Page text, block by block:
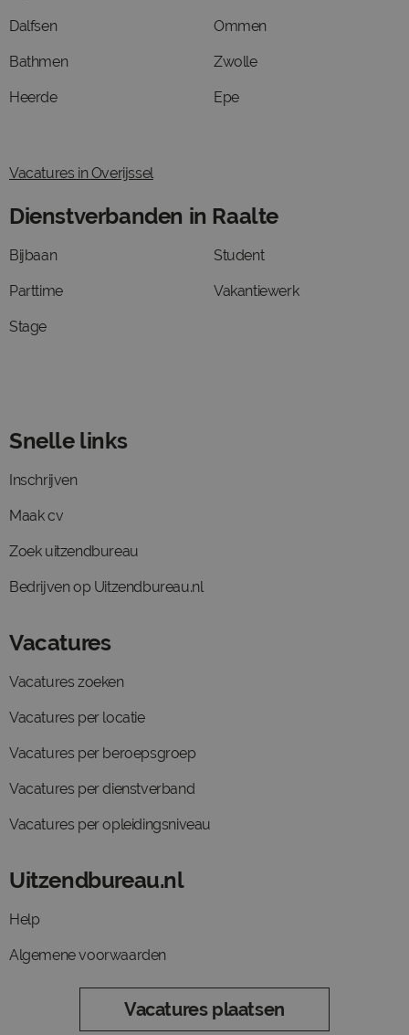
Dalfsen
Bathmen
Heerde
Ommen
Zwolle
Epe
Vacatures in Overijssel
Dienstverbanden in Raalte
Bijbaan
Parttime
Stage
Student
Vakantiewerk
Snelle links
Inschrijven
Maak cv
Zoek uitzendbureau
Bedrijven op Uitzendbureau.nl
Vacatures
Vacatures zoeken
Vacatures per locatie
Vacatures per beroepsgroep
Vacatures per dienstverband
Vacatures per opleidingsniveau
Uitzendbureau.nl
Help
Algemene voorwaarden
Vacatures plaatsen